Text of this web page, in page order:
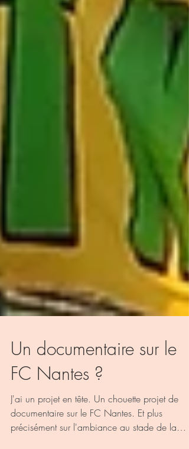
Un documentaire sur le
FC Nantes ?
J'ai un projet en tête. Un chouette projet de